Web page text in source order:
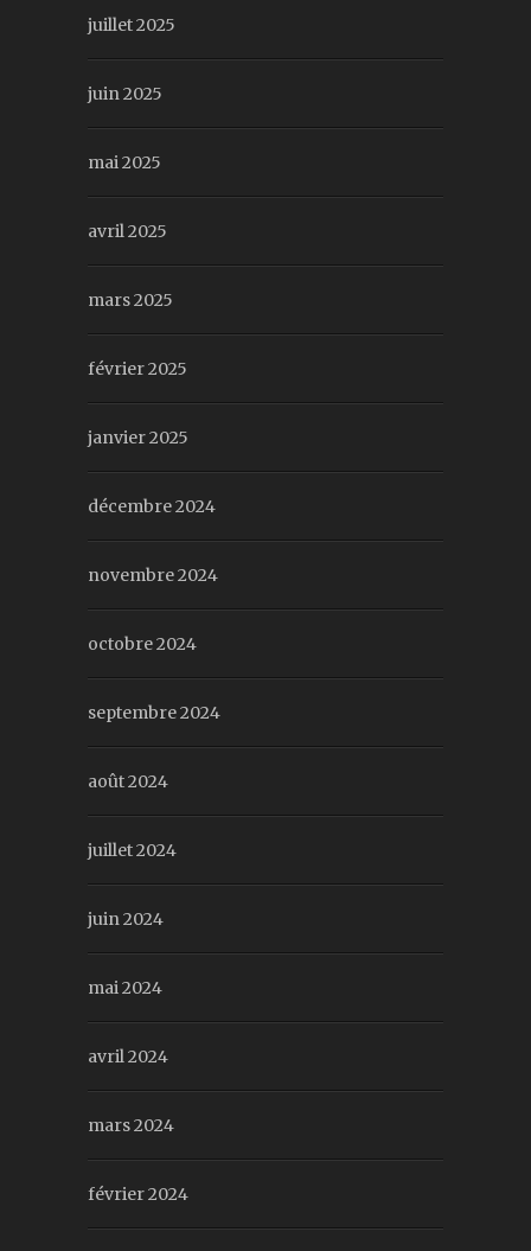
juillet 2025
juin 2025
mai 2025
avril 2025
mars 2025
février 2025
janvier 2025
décembre 2024
novembre 2024
octobre 2024
septembre 2024
août 2024
juillet 2024
juin 2024
mai 2024
avril 2024
mars 2024
février 2024